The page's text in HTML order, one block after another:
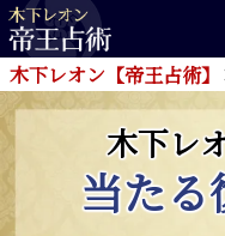
木下レオン【帝王占術】
木下レ
当たる